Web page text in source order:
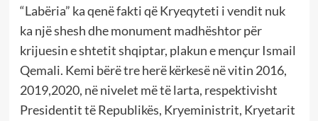
“Labëria” ka qenë fakti që Kryeqyteti i vendit nuk
ka një shesh dhe monument madhështor për
krijuesin e shtetit shqiptar, plakun e mençur Ismail
Qemali. Kemi bërë tre herë kërkesë në vitin 2016,
2019,2020, në nivelet më të larta, respektivisht
Presidentit të Republikës, Kryeministrit, Kryetarit